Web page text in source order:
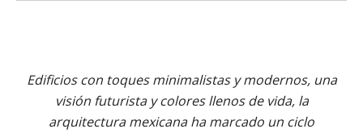
Edificios con toques minimalistas y modernos, una
visión futurista y colores llenos de vida, la
arquitectura mexicana ha marcado un ciclo